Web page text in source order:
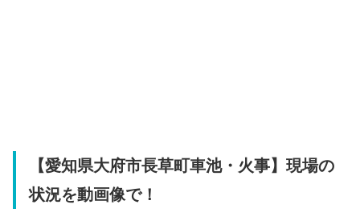
【愛知県大府市長草町車池・火事】現場の
状況を動画像で！